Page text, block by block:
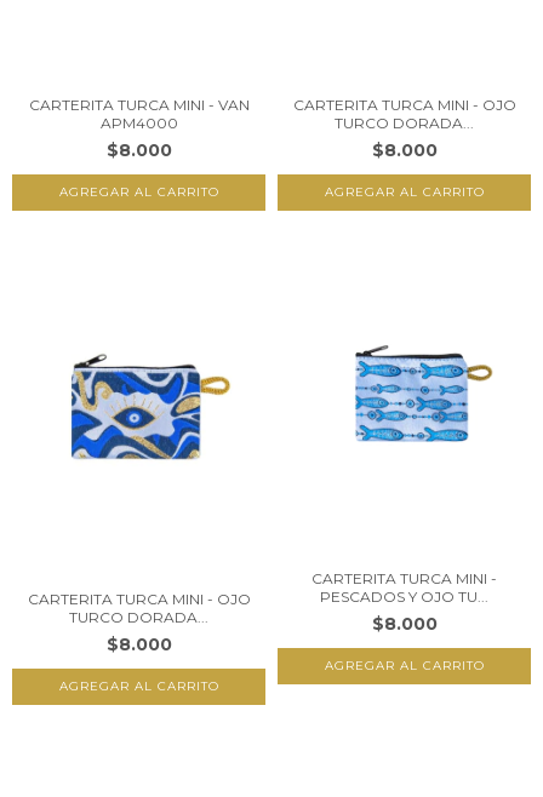
CARTERITA TURCA MINI - VAN
APM4000
$8.000
CARTERITA TURCA MINI - OJO
TURCO DORADA...
$8.000
CARTERITA TURCA MINI - OJO
TURCO DORADA...
$8.000
CARTERITA TURCA MINI -
PESCADOS Y OJO TU...
$8.000